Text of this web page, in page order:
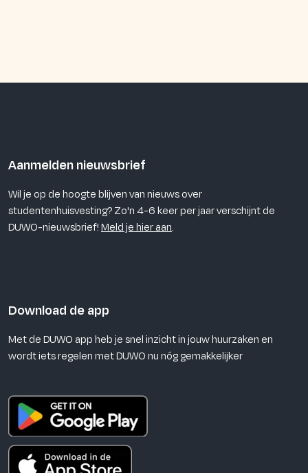
Aanmelden nieuwsbrief
Wil je op de hoogte blijven van nieuws over
studentenhuisvesting? Zo'n 4-6 keer per jaar verschijnt de
DUWO-nieuwsbrief!Meld je hier aan.
Download de app
Met de DUWO app heb je snel inzicht in jouw huurzaken en
wordt iets regelen met DUWO nu nóg gemakkelijker